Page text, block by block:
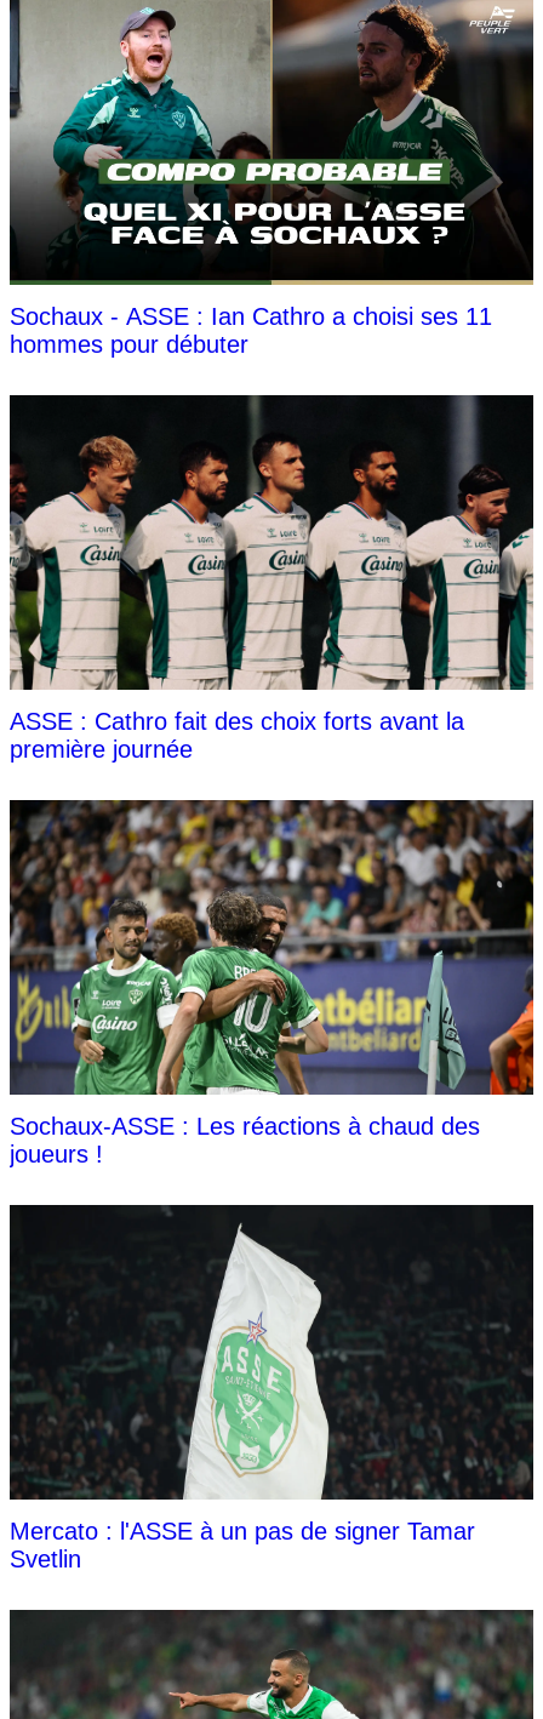
Sochaux - ASSE : Ian Cathro a choisi ses 11
hommes pour débuter
ASSE : Cathro fait des choix forts avant la
première journée
Sochaux-ASSE : Les réactions à chaud des
joueurs !
Mercato : l'ASSE à un pas de signer Tamar
Svetlin